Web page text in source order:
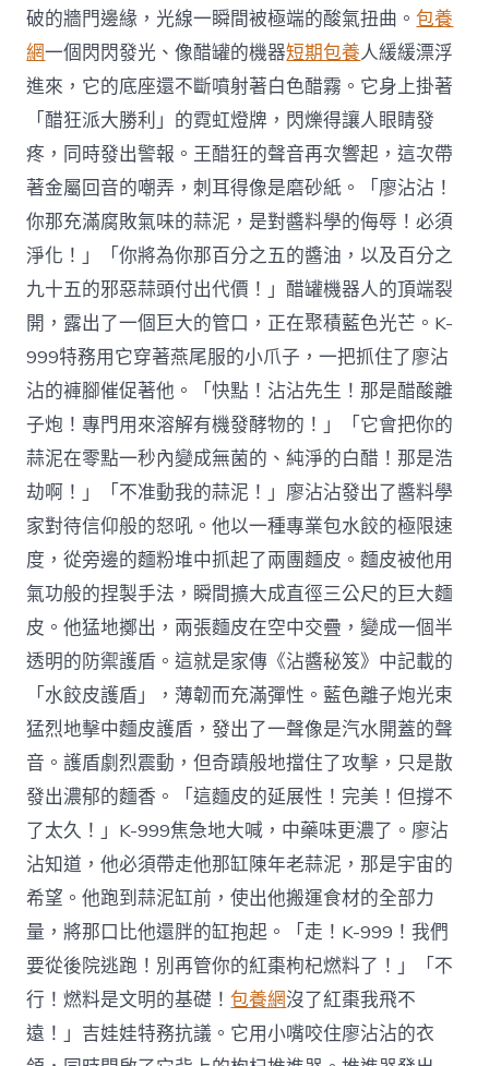
破的牆門邊緣，光線一瞬間被極端的酸氣扭曲。包養
網一個閃閃發光、像醋罐的機器短期包養人緩緩漂浮
進來，它的底座還不斷噴射著白色醋霧。它身上掛著
「醋狂派大勝利」的霓虹燈牌，閃爍得讓人眼睛發
疼，同時發出警報。王醋狂的聲音再次響起，這次帶
著金屬回音的嘲弄，刺耳得像是磨砂紙。「廖沾沾！
你那充滿腐敗氣味的蒜泥，是對醬料學的侮辱！必須
淨化！」「你將為你那百分之五的醬油，以及百分之
九十五的邪惡蒜頭付出代價！」醋罐機器人的頂端裂
開，露出了一個巨大的管口，正在聚積藍色光芒。K-
999特務用它穿著燕尾服的小爪子，一把抓住了廖沾
沾的褲腳催促著他。「快點！沾沾先生！那是醋酸離
子炮！專門用來溶解有機發酵物的！」「它會把你的
蒜泥在零點一秒內變成無菌的、純淨的白醋！那是浩
劫啊！」「不准動我的蒜泥！」廖沾沾發出了醬料學
家對待信仰般的怒吼。他以一種專業包水餃的極限速
度，從旁邊的麵粉堆中抓起了兩團麵皮。麵皮被他用
氣功般的捏製手法，瞬間擴大成直徑三公尺的巨大麵
皮。他猛地擲出，兩張麵皮在空中交疊，變成一個半
透明的防禦護盾。這就是家傳《沾醬秘笈》中記載的
「水餃皮護盾」，薄韌而充滿彈性。藍色離子炮光束
猛烈地擊中麵皮護盾，發出了一聲像是汽水開蓋的聲
音。護盾劇烈震動，但奇蹟般地擋住了攻擊，只是散
發出濃郁的麵香。「這麵皮的延展性！完美！但撐不
了太久！」K-999焦急地大喊，中藥味更濃了。廖沾
沾知道，他必須帶走他那缸陳年老蒜泥，那是宇宙的
希望。他跑到蒜泥缸前，使出他搬運食材的全部力
量，將那口比他還胖的缸抱起。「走！K-999！我們
要從後院逃跑！別再管你的紅棗枸杞燃料了！」「不
行！燃料是文明的基礎！包養網沒了紅棗我飛不
遠！」吉娃娃特務抗議。它用小嘴咬住廖沾沾的衣